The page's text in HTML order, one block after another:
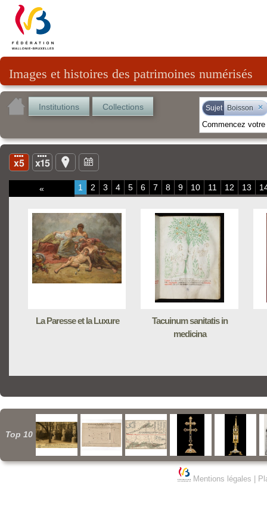
Images et histoires des patrimoines numérisés
Institutions Collections Sujet Boisson ×
« 1 2 3 4 5 6 7 8 9 10 11 12 13
La Paresse et la Luxure
Tacuinum sanitatis in
medicina
Top 10
Mentions légales